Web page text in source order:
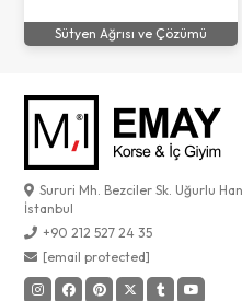
Sütyen Ağrısı ve Çözümü
Sururi Mh. Bezciler Sk. Uğurlu
İstanbul
+90 212 527 24 35
[email protected]